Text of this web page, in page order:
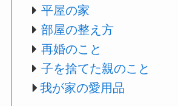
平屋の家
部屋の整え方
再婚のこと
子を捨てた親のこと
我が家の愛用品